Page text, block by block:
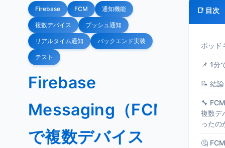
Firebase FCM 通知機能
複数デバイス プッシュ通知
リアルタイム通知 バックエンド実装
テスト
Firebase
Messaging（FCM）
で複数デバイス
📑 目次
ポッド
📌 1分
📝 結論
🔧
複数デ
ったの
🤔